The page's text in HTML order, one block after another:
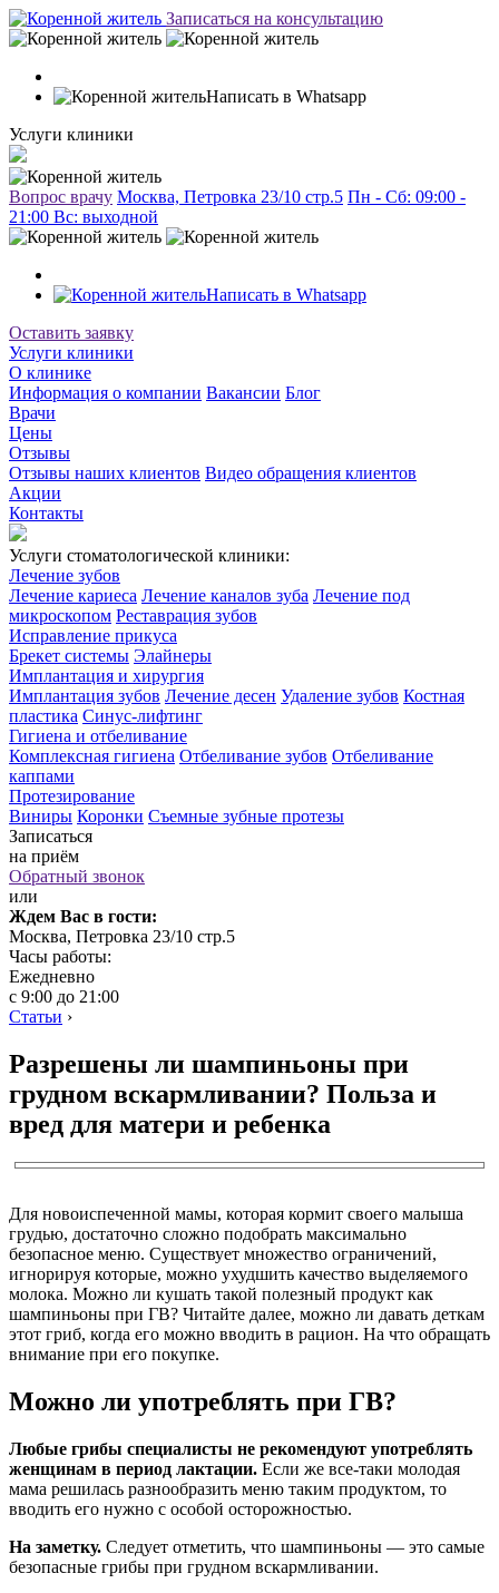
Записаться на консультацию
Написать в Whatsapp
Услуги клиники
Вопрос врачу Москва, Петровка 23/10 стр.5 Пн - Сб: 09:00 -
21:00 Вc: выходной
Написать в Whatsapp
Оставить заявку
Услуги клиники
О клинике
Информация о компании Вакансии Блог
Врачи
Цены
Отзывы
Отзывы наших клиентов Видео обращения клиентов
Акции
Контакты
Услуги стоматологической клиники:
Лечение зубов
Лечение кариеса Лечение каналов зуба Лечение под
микроскопом Реставрация зубов
Исправление прикуса
Брекет системы Элайнеры
Имплантация и хирургия
Имплантация зубов Лечение десен Удаление зубов Костная
пластика Синус-лифтинг
Гигиена и отбеливание
Комплексная гигиена Отбеливание зубов Отбеливание
каппами
Протезирование
Виниры Коронки Съемные зубные протезы
Записаться
на приём
Обратный звонок
или
Ждем Вас в гости:
Москва, Петровка 23/10 стр.5
Часы работы:
Ежедневно
с 9:00 до 21:00
Статьи ›
Разрешены ли шампиньоны при
грудном вскармливании? Польза и
вред для матери и ребенка
Для новоиспеченной мамы, которая кормит своего малыша
грудью, достаточно сложно подобрать максимально
безопасное меню. Существует множество ограничений,
игнорируя которые, можно ухудшить качество выделяемого
молока. Можно ли кушать такой полезный продукт как
шампиньоны при ГВ? Читайте далее, можно ли давать деткам
этот гриб, когда его можно вводить в рацион. На что обращать
внимание при его покупке.
Можно ли употреблять при ГВ?
Любые грибы специалисты не рекомендуют употреблять
женщинам в период лактации. Если же все-таки молодая
мама решилась разнообразить меню таким продуктом, то
вводить его нужно с особой осторожностью.
На заметку. Следует отметить, что шампиньоны — это самые
безопасные грибы при грудном вскармливании.